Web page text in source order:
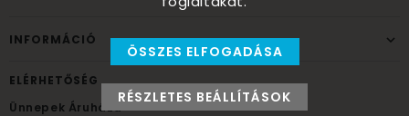
INFORMÁCIÓ
ELÉRHETŐSÉG
Ünnepek Áruháza
ÖSSZES ELFOGADÁSA
RÉSZLETES BEÁLLÍTÁSOK